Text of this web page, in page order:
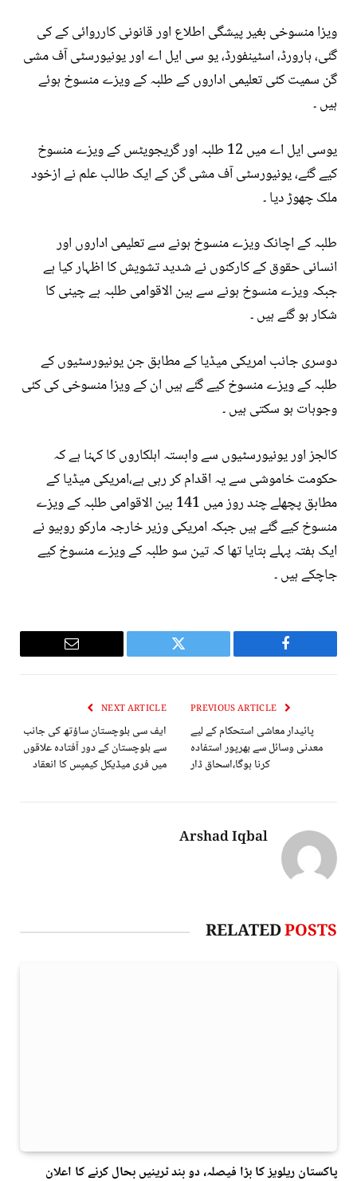
ویزا منسوخی بغیر پیشگی اطلاع اور قانونی کارروائی کے کی
گئی، ہارورڈ، اسٹینفورڈ، یو سی ایل اے اور یونیورسٹی آف مشی
گن سمیت کئی تعلیمی اداروں کے طلبہ کے ویزے منسوخ ہوئے
ہیں ۔
یوسی ایل اے میں 12 طلبہ اور گریجویٹس کے ویزے منسوخ
کیے گئے، یونیورسٹی آف مشی گن کے ایک طالب علم نے ازخود
ملک چھوڑ دیا ۔
طلبہ کے اچانک ویزے منسوخ ہونے سے تعلیمی اداروں اور
انسانی حقوق کے کارکنوں نے شدید تشویش کا اظہار کیا ہے
جبکہ ویزے منسوخ ہونے سے بین الاقوامی طلبہ بے چینی کا
شکار ہو گئے ہیں ۔
دوسری جانب امریکی میڈیا کے مطابق جن یونیورسٹیوں کے
طلبہ کے ویزے منسوخ کیے گئے ہیں ان کے ویزا منسوخی کی کئی
وجوہات ہو سکتی ہیں ۔
کالجز اور یونیورسٹیوں سے وابستہ اہلکاروں کا کہنا ہے کہ
حکومت خاموشی سے یہ اقدام کر رہی ہے،امریکی میڈیا کے
مطابق پچھلے چند روز میں 141 بین الاقوامی طلبہ کے ویزے
منسوخ کیے گئے ہیں جبکہ امریکی وزیر خارجہ مارکو روبیو نے
ایک ہفتہ پہلے بتایا تھا کہ تین سو طلبہ کے ویزے منسوخ کیے
جاچکے ہیں ۔
Facebook
Twitter
Email
پائیدار معاشی استحکام کے لیے
معدنی وسائل سے بھرپور استفادہ
کرنا ہوگا،اسحاق ڈار
NEXT ARTICLE
ایف سی بلوچستان ساؤتھ کی جانب
سے بلوچستان کے دور آفتادہ علاقوں
میں فری میڈیکل کیمپس کا انعقاد
Arshad Iqbal
RELATEDPOSTS
پاکستان ریلویز کا بڑا فیصلہ، دو بند ٹرینیں بحال کرنے کا اعلان